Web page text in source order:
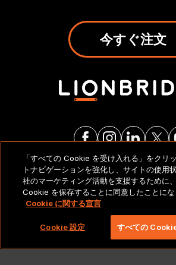
今すぐ注文
法的通知とポリシー
Copyright 2026 Lionbridge
rights reserved。
「すべての Cookie を受け入れる」をクリ
トナビゲーションを強化し、サイトの使用
社のマーケティング活動を支援するために
Cookie を保存することに同意したことにな
Cookie に関する宣言
Cookie 設定 すべての